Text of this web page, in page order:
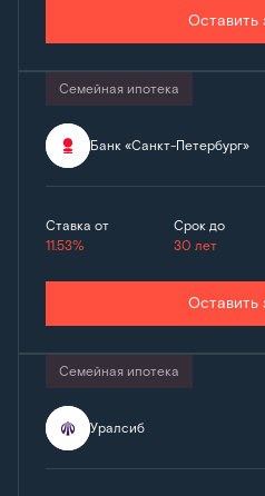
Оставить
Семейная ипотека
Банк «Санкт-Петербург»
Ставка от
11.53%
Срок до
30 лет
Оставить
Семейная ипотека
Уралсиб